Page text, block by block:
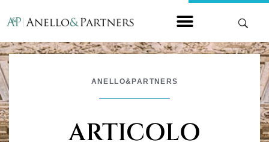
ANELLO&PARTNERS
ARTICOLO